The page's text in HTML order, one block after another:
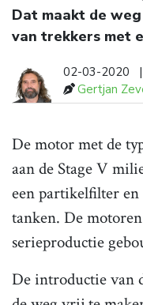
Dat maakt de
van trekkers met
02-03-2020
Gertjan
De motor met de
aan de Stage V
een partikelfilter en
tanken. De
serieproductie
De introductie van